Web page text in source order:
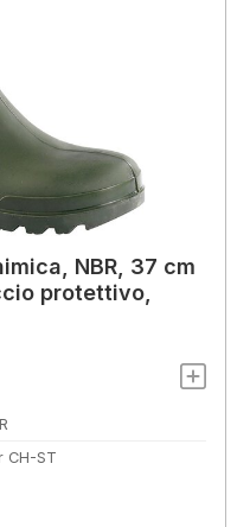
NBR, 37 cm
protettivo,
CH-ST